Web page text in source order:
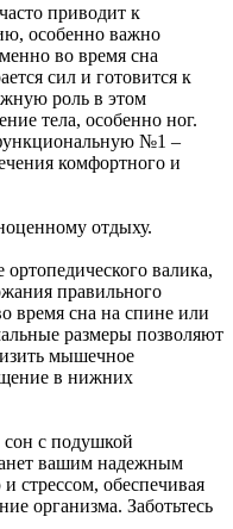
приводит к
особенно важно
во время сна
сил и готовится к
роль в этом
тела, особенно ног.
№1 –
комфортного и
отдыху.
валика,
правильного
время сна на спине или
размеры позволяют
мышечное
в нижних
с подушкой
вашим надежным
стрессом, обеспечивая
организма. Заботьтесь